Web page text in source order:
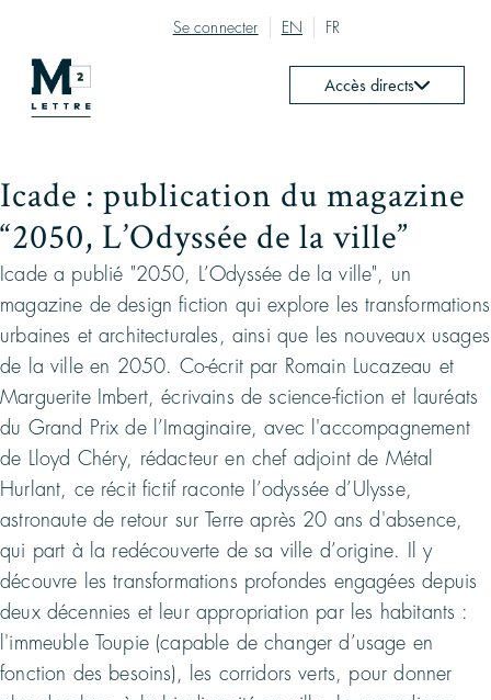
Se connecter EN FR
Accès directs
Icade : publication du magazine
“2050, L’Odyssée de la ville”
Icade a publié "2050, L’Odyssée de la ville", un
magazine de design fiction qui explore les transformations
urbaines et architecturales, ainsi que les nouveaux usages
de la ville en 2050. Co-écrit par Romain Lucazeau et
Marguerite Imbert, écrivains de science-fiction et lauréats
du Grand Prix de l’Imaginaire, avec l'accompagnement
de Lloyd Chéry, rédacteur en chef adjoint de Métal
Hurlant, ce récit fictif raconte l’odyssée d’Ulysse,
astronaute de retour sur Terre après 20 ans d'absence,
qui part à la redécouverte de sa ville d’origine. Il y
découvre les transformations profondes engagées depuis
deux décennies et leur appropriation par les habitants :
l'immeuble Toupie (capable de changer d’usage en
fonction des besoins), les corridors verts, pour donner